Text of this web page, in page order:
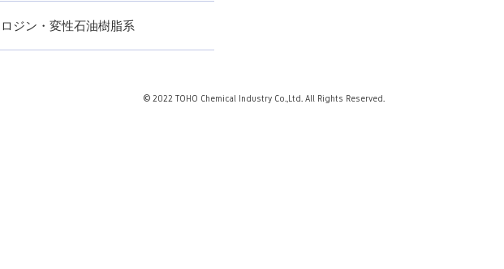
ロジン・変性石油樹脂系
© 2022 TOHO Chemical Industry Co.,Ltd. All Rights Reserved.